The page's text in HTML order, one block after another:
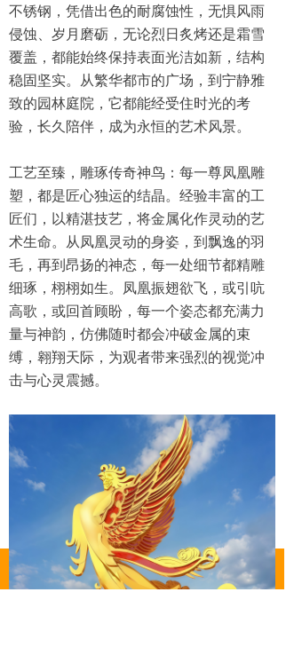
不锈钢，凭借出色的耐腐蚀性，无惧风雨
侵蚀、岁月磨砺，无论烈日炙烤还是霜雪
覆盖，都能始终保持表面光洁如新，结构
稳固坚实。从繁华都市的广场，到宁静雅
致的园林庭院，它都能经受住时光的考
验，长久陪伴，成为永恒的艺术风景。
工艺至臻，雕琢传奇神鸟：每一尊凤凰雕
塑，都是匠心独运的结晶。经验丰富的工
匠们，以精湛技艺，将金属化作灵动的艺
术生命。从凤凰灵动的身姿，到飘逸的羽
毛，再到昂扬的神态，每一处细节都精雕
细琢，栩栩如生。凤凰振翅欲飞，或引吭
高歌，或回首顾盼，每一个姿态都充满力
量与神韵，仿佛随时都会冲破金属的束
缚，翱翔天际，为观者带来强烈的视觉冲
击与心灵震撼。
낀
首页
뀵
产品
ꂅ
电话
넙
我的